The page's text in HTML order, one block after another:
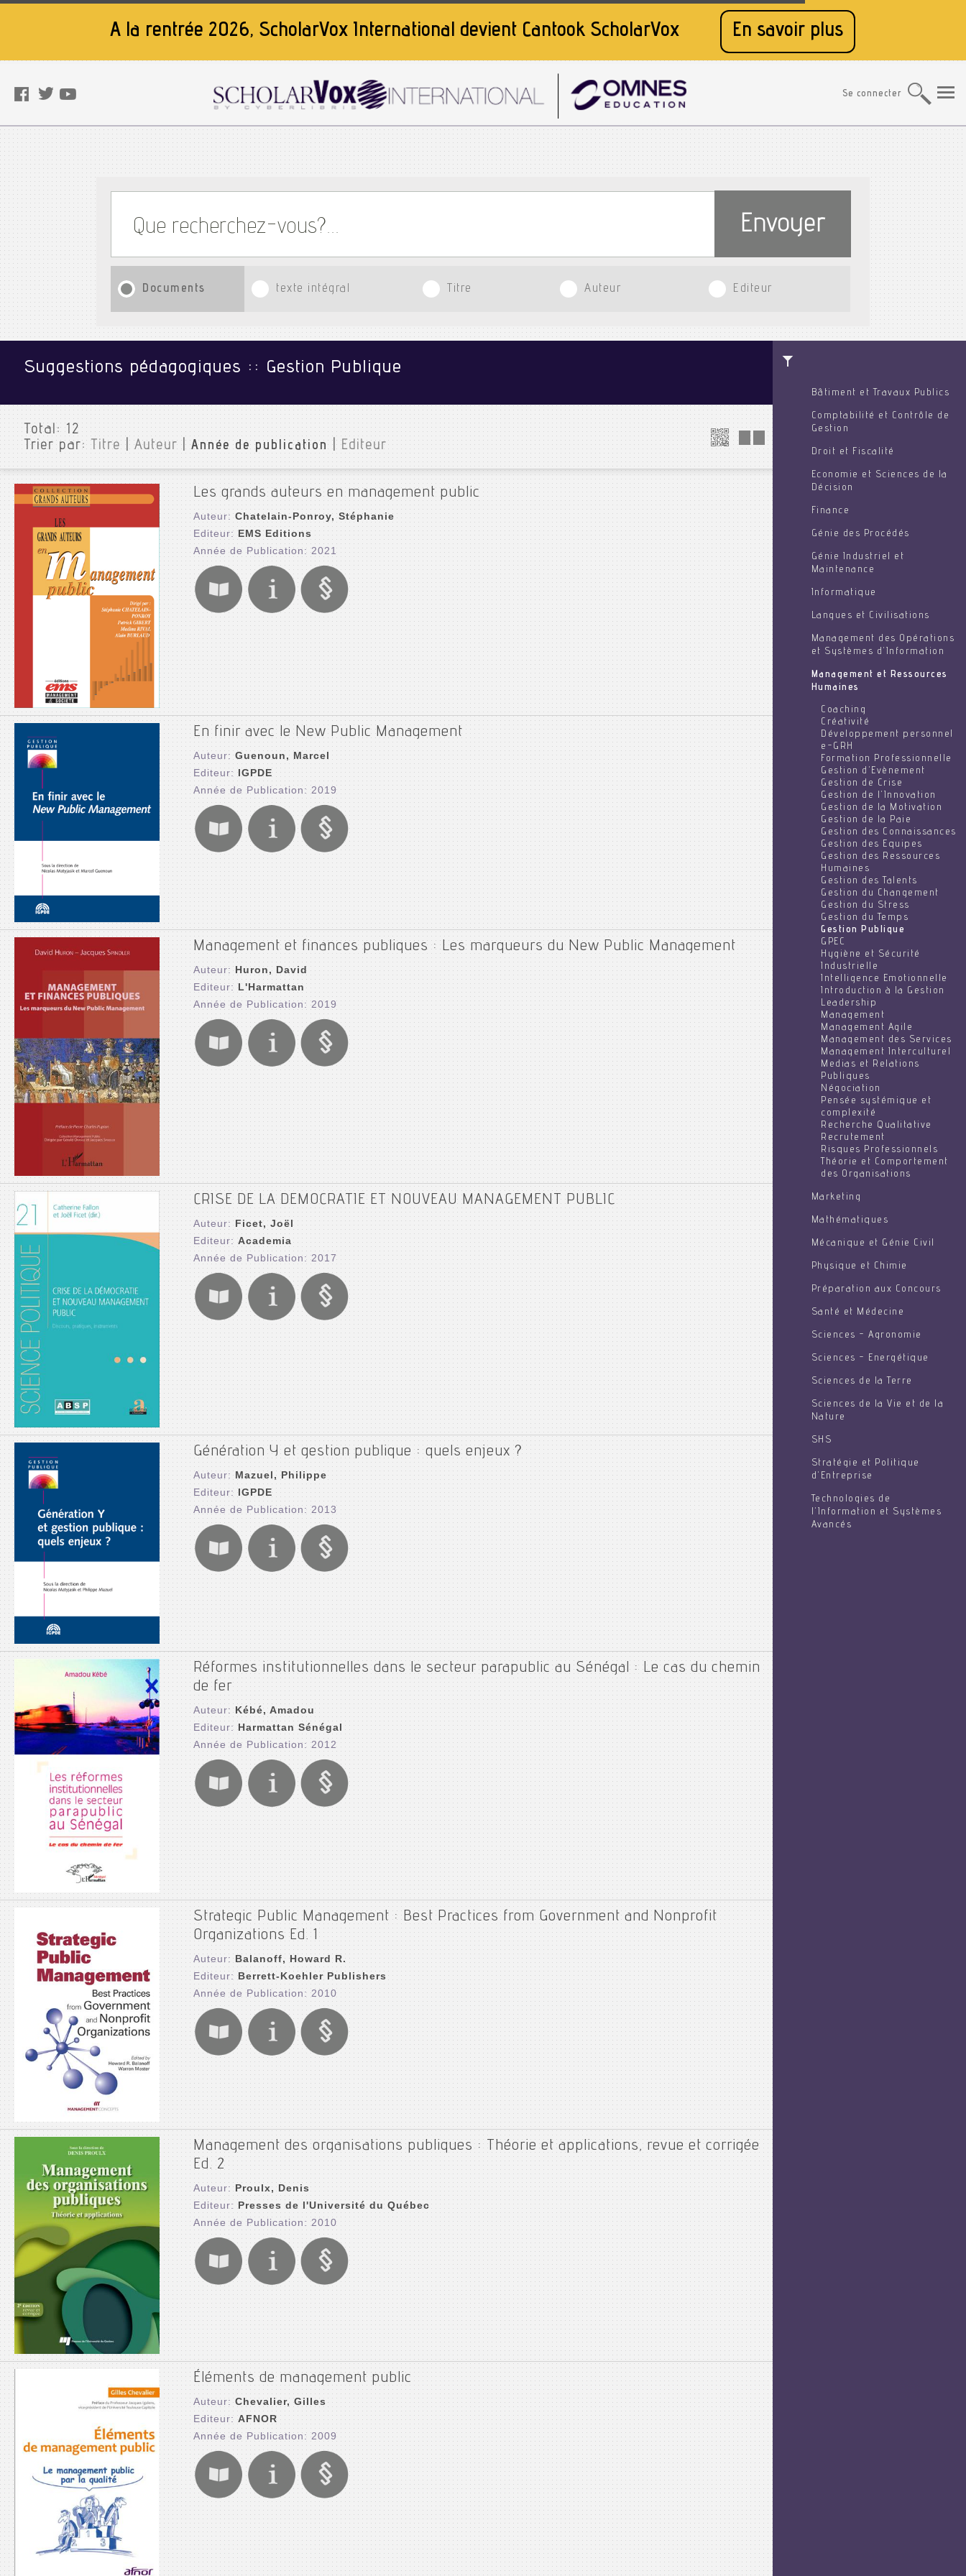
A la rentrée 2026, ScholarVox International devient Cantook ScholarVox En savoir plus
Se connecter
Envoyer
Documents texte intégral Titre Auteur Editeur
Bâtiment et Travaux Publics
Comptabilité et Contrôle de
Gestion
Droit et Fiscalité
Economie et Sciences de la
Décision
Finance
Génie des Procédés
Génie Industriel et
Maintenance
Informatique
Langues et Civilisations
Management des Opérations
et Systèmes d'Information
Management et Ressources
Humaines
Coaching
Créativité
Développement personnel
e-GRH
Formation Professionnelle
Gestion d'Evènement
Gestion de Crise
Gestion de l'Innovation
Gestion de la Motivation
Gestion de la Paie
Gestion des Connaissances
Gestion des Equipes
Gestion des Ressources
Humaines
Gestion des Talents
Gestion du Changement
Gestion du Stress
Gestion du Temps
Gestion Publique
GPEC
Hygiène et Sécurité
Industrielle
Intelligence Emotionnelle
Introduction à la Gestion
Leadership
Management
Management Agile
Management des Services
Management Interculturel
Medias et Relations
Publiques
Négociation
Pensée systémique et
complexité
Recherche Qualitative
Recrutement
Risques Professionnels
Théorie et Comportement
des Organisations
Marketing
Mathématiques
Mécanique et Génie Civil
Physique et Chimie
Préparation aux Concours
Santé et Médecine
Sciences - Agronomie
Sciences - Energétique
Sciences de la Terre
Sciences de la Vie et de la
Nature
SHS
Stratégie et Politique
d'Entreprise
Technologies de
l'Information et Systèmes
Avancés
Suggestions pédagogiques :: Gestion Publique
Total: 12
Trier par:Titre|Auteur|Année de publication|Editeur
Les grands auteurs en management public
Auteur:Chatelain-Ponroy, Stéphanie
Editeur:EMS Editions
Année de Publication: 2021
En finir avec le New Public Management
Auteur:Guenoun, Marcel
Editeur:IGPDE
Année de Publication: 2019
Management et finances publiques : Les marqueurs du New Public Management
Auteur:Huron, David
Editeur:L'Harmattan
Année de Publication: 2019
CRISE DE LA DEMOCRATIE ET NOUVEAU MANAGEMENT PUBLIC
Auteur:Ficet, Joël
Editeur:Academia
Année de Publication: 2017
Génération Y et gestion publique : quels enjeux ?
Auteur:Mazuel, Philippe
Editeur:IGPDE
Année de Publication: 2013
Réformes institutionnelles dans le secteur parapublic au Sénégal : Le cas du chemin
de fer
Auteur:Kébé, Amadou
Editeur:Harmattan Sénégal
Année de Publication: 2012
Strategic Public Management : Best Practices from Government and Nonprofit
Organizations Ed. 1
Auteur:Balanoff, Howard R.
Editeur:Berrett-Koehler Publishers
Année de Publication: 2010
Management des organisations publiques : Théorie et applications, revue et corrigée
Ed. 2
Auteur:Proulx, Denis
Editeur:Presses de l'Université du Québec
Année de Publication: 2010
Éléments de management public
Auteur:Chevalier, Gilles
Editeur:AFNOR
Année de Publication: 2009